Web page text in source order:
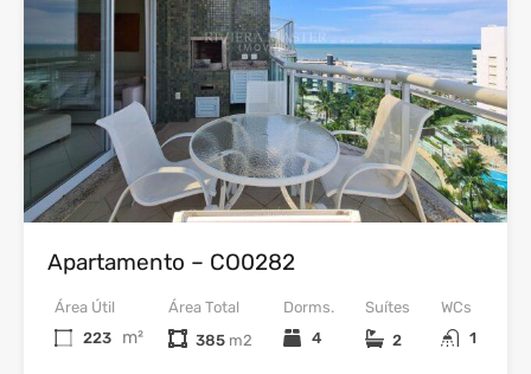
Venda
Apartamento – CO0282
Dorms.
4
WCs
1
Área Útil
223
m²
Área Total
385
Suítes
2